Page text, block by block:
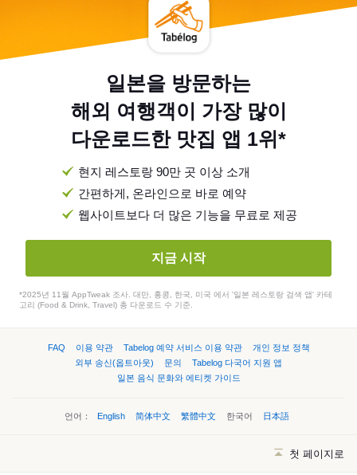
일본을 방문하는
해외 여행객이 가장 많이
다운로드한 맛집 앱 1위*
현지 레스토랑 90만 곳 이상 소개
간편하게, 온라인으로 바로 예약
웹사이트보다 더 많은 기능을 무료로 제공
지금 시작
*2025년 11월 AppTweak 조사. 대만, 홍콩, 한국, 미국 에서 '일본 레스토랑 검색 앱' 카테
고리 (Food & Drink, Travel) 총 다운로드 수 기준.
FAQ 이용 약관 Tabelog 예약 서비스 이용 약관
개인 정보 정책
외부 송신(옵트아웃)
문의
Tabelog 다국어 지원 앱
일본 음식 문화와 에티켓 가이드
언어： English 简体中文 繁體中文 한국어 日本語
첫 페이지로